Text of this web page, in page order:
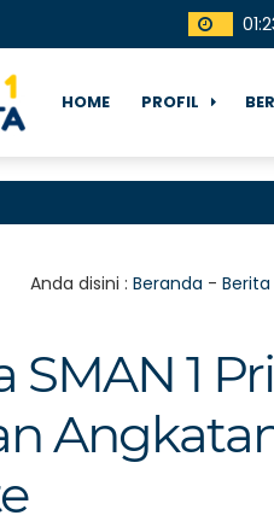
01:
HOME PROFIL
Anda disini : Beranda - Berita
SMAN 1